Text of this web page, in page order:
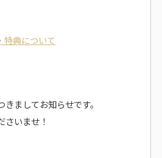
特典について
ましてお知らせです。
さいませ！